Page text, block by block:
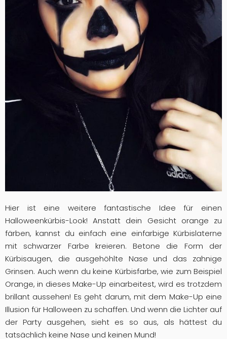
Hier ist eine weitere fantastische Idee für einen
Halloweenkürbis-Look! Anstatt dein Gesicht orange zu
färben, kannst du einfach eine einfarbige Kürbislaterne
mit schwarzer Farbe kreieren. Betone die Form der
Kürbisaugen, die ausgehöhlte Nase und das zahnige
Grinsen. Auch wenn du keine Kürbisfarbe, wie zum Beispiel
Orange, in dieses Make-Up einarbeitest, wird es trotzdem
brillant aussehen! Es geht darum, mit dem Make-Up eine
Illusion für Halloween zu schaffen. Und wenn die Lichter auf
der Party ausgehen, sieht es so aus, als hättest du
tatsächlich keine Nase und keinen Mund!